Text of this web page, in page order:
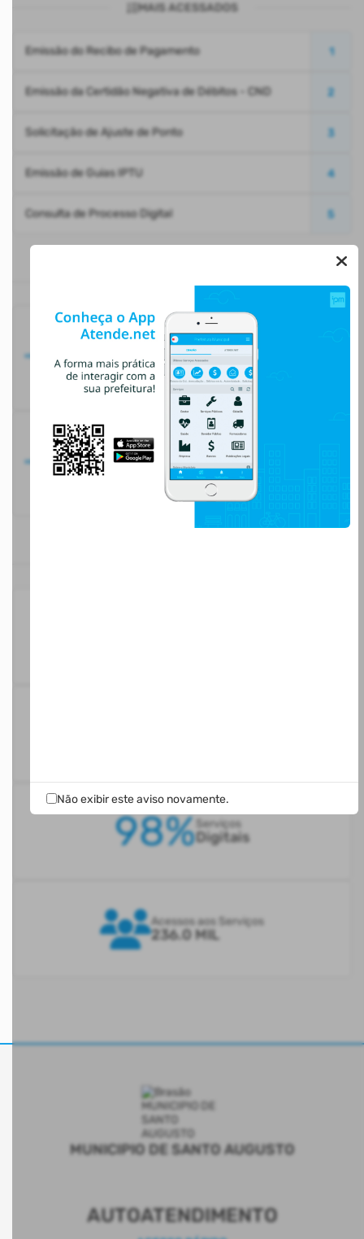
Não exibir este aviso novamente.
MAIS ACESSADOS
Emissão do Recibo de Pagamento 1
Emissão da Certidão Negativa de Débitos - CND 2
Solicitação de Ajuste de Ponto 3
Emissão de Guias IPTU 4
Consulta de Processo Digital 5
Carregando...
Carregando...
98% Serviços
Digitais
Acessos aos Serviços
236.0 MIL
MUNICIPIO DE SANTO AUGUSTO
AUTOATENDIMENTO